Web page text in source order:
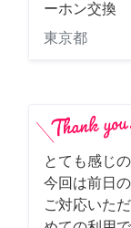
ーホン交換
東京都
とても感じ
今回は前日
ご対応いた